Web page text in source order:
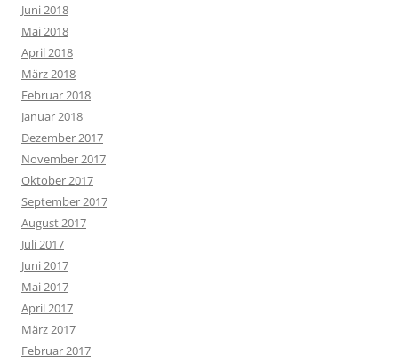
Juni 2018
Mai 2018
April 2018
März 2018
Februar 2018
Januar 2018
Dezember 2017
November 2017
Oktober 2017
September 2017
August 2017
Juli 2017
Juni 2017
Mai 2017
April 2017
März 2017
Februar 2017